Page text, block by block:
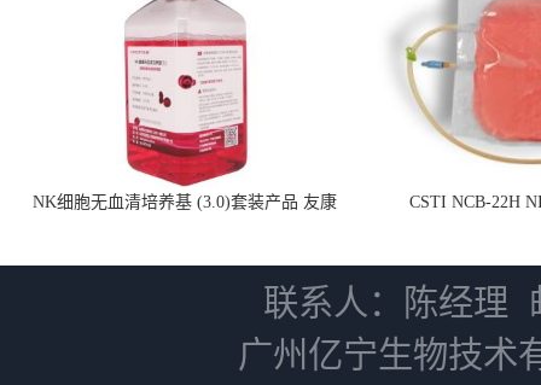
NK细胞无血清培养基 (3.0)套装产品 友康
CSTI NCB-22H
联系人：陈经理
广州亿宁生物技术